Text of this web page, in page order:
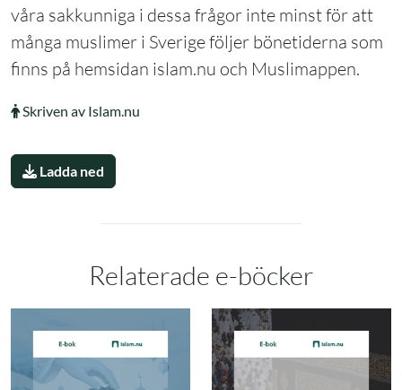
våra sakkunniga i dessa frågor inte minst för att
många muslimer i Sverige följer bönetiderna som
finns på hemsidan islam.nu och Muslimappen.
Skriven av Islam.nu
Ladda ned
Relaterade e-böcker